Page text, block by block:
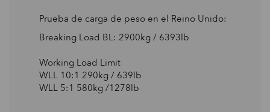
Prueba de carga de peso en el Reino Unido:
Breaking Load BL: 2900kg / 6393lb
Working Load Limit
WLL 10:1 290kg / 639lb
WLL 5:1 580kg /1278lb